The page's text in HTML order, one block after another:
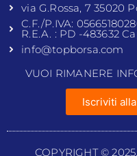
via G.Rossa, 7 35020
C.F./P.IVA:
R.E.A. : PD -483632
info@topborsa.com
VUOI RIMANERE
Iscriviti
COPYRIGHT ©